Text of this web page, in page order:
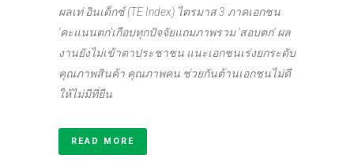
ผลเท่ อินเด็กซ์(TE Index) ไตรมาส 3 ภาคเอกชน
‘คะแนนตก’เกือบทุกปัจจัยแถมภาพรวม‘สอบตก’ผล
งานยังไม่เข้าตาประชาชน แนะเอกชนเร่งยกระดับ
คุณภาพสินค้า คุณภาพคน ช่วยกันต้านเอกชนไม่ดี
ให้ไม่มีที่ยืน
READ MORE